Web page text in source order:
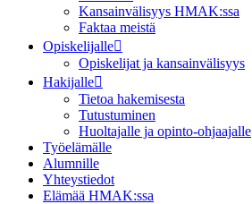
Kansainvälisyys HMAK:ssa
Faktaa meistä
Opiskelijalle
Opiskelijat ja kansainvälisyys
Hakijalle
Tietoa hakemisesta
Tutustuminen
Huoltajalle ja opinto-ohjaajalle
Työelämälle
Alumnille
Yhteystiedot
Elämää HMAK:ssa